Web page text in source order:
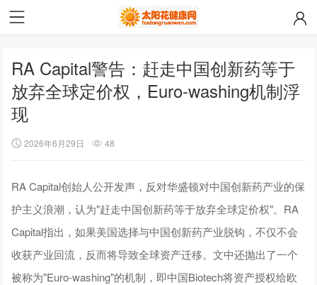
RA Capital警告：赶走中国创新药等于
放弃全球定价权，Euro-washing机制浮
现
2026年6月29日 48
RA Capital创始人公开发声，反对华盛顿对中国创新药产业的保
护主义浪潮，认为"赶走中国创新药等于放弃全球定价权"。RA
Capital指出，如果美国选择与中国创新药产业脱钩，不仅不会
收获产业回流，反而将导致全球资产迁移。文中还抛出了一个
被称为"Euro-washing"的机制，即中国Biotech将资产授权给欧